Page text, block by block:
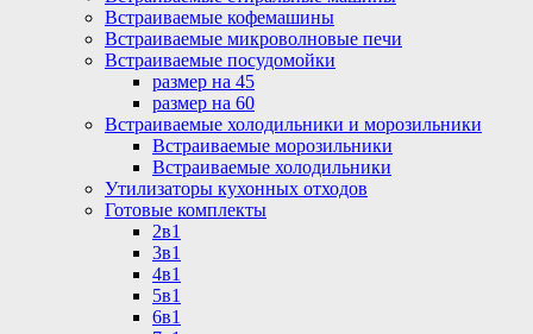
Встраиваемые кофемашины
Встраиваемые микроволновые печи
Встраиваемые посудомойки
размер на 45
размер на 60
Встраиваемые холодильники и морозильники
Встраиваемые морозильники
Встраиваемые холодильники
Утилизаторы кухонных отходов
Готовые комплекты
2в1
3в1
4в1
5в1
6в1